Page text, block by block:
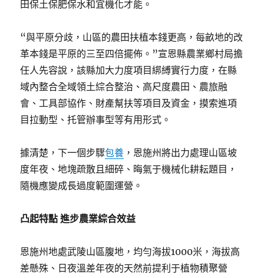
田保土保肥保水和宜機化才能。
“與平原分歧，山區的農田扶植本錢更高，每畝地的改
革本錢是平原的三至四倍擺佈。”宣恩縣農業鄉村局擔
任人先容說，該縣加大力度項目綁縛實行力度，在縣
域內整合全域領土綜合整治、高尺度農田、農旅融
會、工具部協作、財產幫扶等項目及資金，摸索進項
目拉動型、托管辦事型等有用形式。
據清楚，下一個步驟包養 ，恩施州將出力處理山區坡
度年夜、地塊疏散且細碎、晦氣于機械化耕耘題目，
隨機應變成長過度範圍運營。
凸起特點 進步農業綜合效益
恩施州地處武陵山區腹地，均勻海拔1000米，海拔高
差懸殊、日夜溫差年夜的天然前提利于植物積聚營